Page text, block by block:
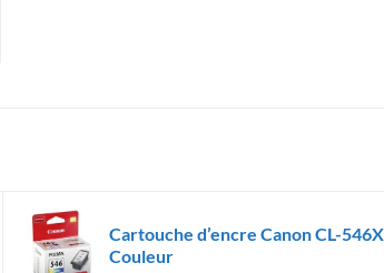
Cartouche d’encre Canon CL-
Couleur